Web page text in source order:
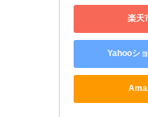
楽天
Yahooシ